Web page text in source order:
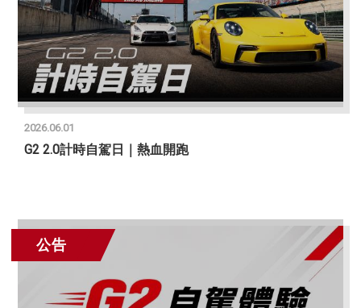
2026.06.01
G2 2.0計時自駕日｜熱血開跑
公告